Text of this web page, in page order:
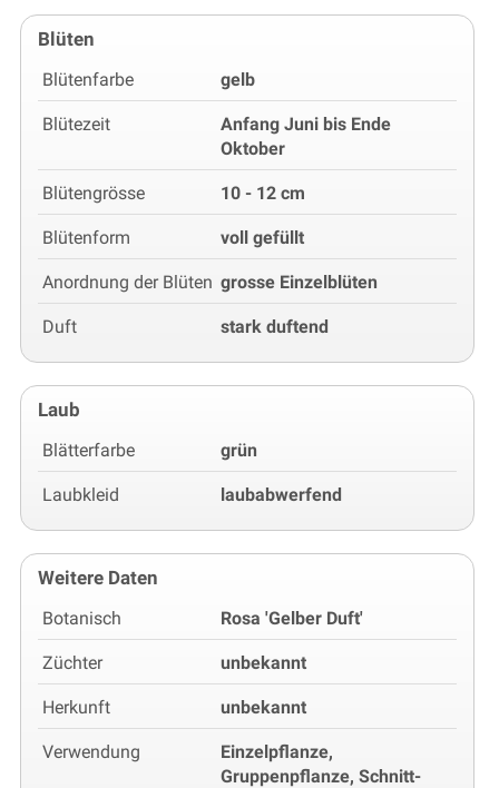
Blüten
Blütenfarbe gelb
Blütezeit
Anfang Juni bis Ende
Oktober
Blütengrösse 10 - 12 cm
Blütenform voll gefüllt
Anordnung der Blüten grosse Einzelblüten
Duft stark duftend
Laub
Blätterfarbe grün
Laubkleid laubabwerfend
Weitere Daten
Botanisch Rosa 'Gelber Duft'
Züchter unbekannt
Herkunft unbekannt
Verwendung
Einzelpflanze,
Gruppenpflanze, Schnitt-